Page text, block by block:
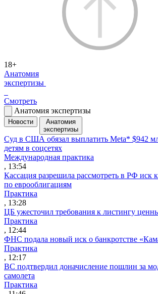
18+
Анатомия
экспертизы
Смотреть
Анатомия экспертизы
Новости
Анатомия
экспертизы
Суд в США обязал выплатить Meta* $942
детям в соцсетях
Международная практика
, 13:54
Кассация разрешила рассмотреть в РФ иск
по еврооблигациям
Практика
, 13:28
ЦБ ужесточил требования к листингу
Практика
, 12:44
ФНС подала новый иск о банкротстве
Практика
, 12:17
ВС подтвердил доначисление пошлин за
самолета
Практика